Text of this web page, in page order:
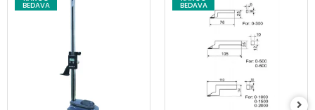
BEDAVA BEDAVA